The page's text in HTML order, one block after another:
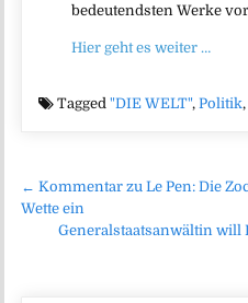
bedeutendsten Werke
Hier geht es weiter …
Tagged"DIE WELT",Politik
← Kommentar zu Le Pen: Die
Wette ein
Generalstaatsanwältin will